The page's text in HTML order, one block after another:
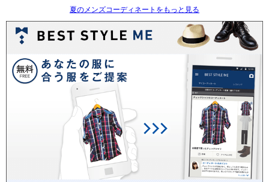
夏のメンズコーディネートをもっと見る